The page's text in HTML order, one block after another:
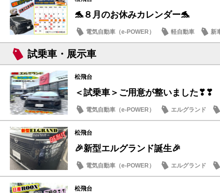
🐬８月のお休みカレンダー🐬
電気自動車（e-POWER） 軽自動車
新
日産のお店
試乗車・展示車
松飛台
＜試乗車＞ご用意が整いました❣❣
電気自動車（e-POWER）
エルグランド
日産のお店
松飛台
🎉新型エルグランド誕生🎉
電気自動車（e-POWER）
エルグランド
日産のお店
松飛台